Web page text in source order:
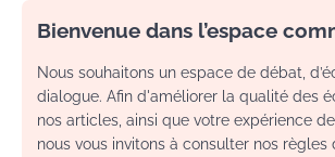
Bienvenue dans l’espace
Nous souhaitons un espace de débat,
dialogue. Afin d'améliorer la qualité des
nos articles, ainsi que votre expérience
nous vous invitons à consulter nos règles